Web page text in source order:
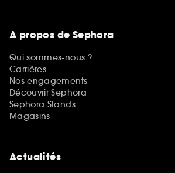
A propos de Sephora
Qui sommes-nous ?
Carrières
Nos engagements
Découvrir Sephora
Sephora Stands
Magasins
Actualités